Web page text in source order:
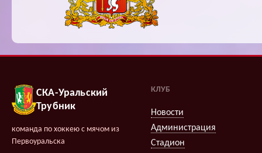
СКА-Уральский
Трубник
команда по хоккею с мячом из
Первоуральска
КЛУБ
Новости
Администрация
Стадион